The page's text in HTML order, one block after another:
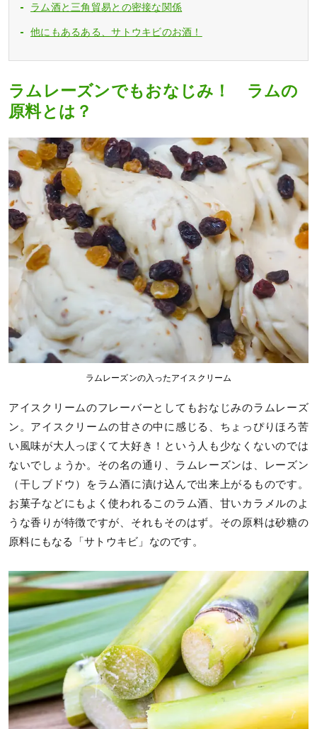
ラム酒と三角貿易との密接な関係
他にもあるある、サトウキビのお酒！
ラムレーズンでもおなじみ！ ラムの
原料とは？
ラムレーズンの入ったアイスクリーム
アイスクリームのフレーバーとしてもおなじみのラムレーズ
ン。アイスクリームの甘さの中に感じる、ちょっぴりほろ苦
い風味が大人っぽくて大好き！という人も少なくないのでは
ないでしょうか。その名の通り、ラムレーズンは、レーズン
（干しブドウ）をラム酒に漬け込んで出来上がるものです。
お菓子などにもよく使われるこのラム酒、甘いカラメルのよ
うな香りが特徴ですが、それもそのはず。その原料は砂糖の
原料にもなる「サトウキビ」なのです。